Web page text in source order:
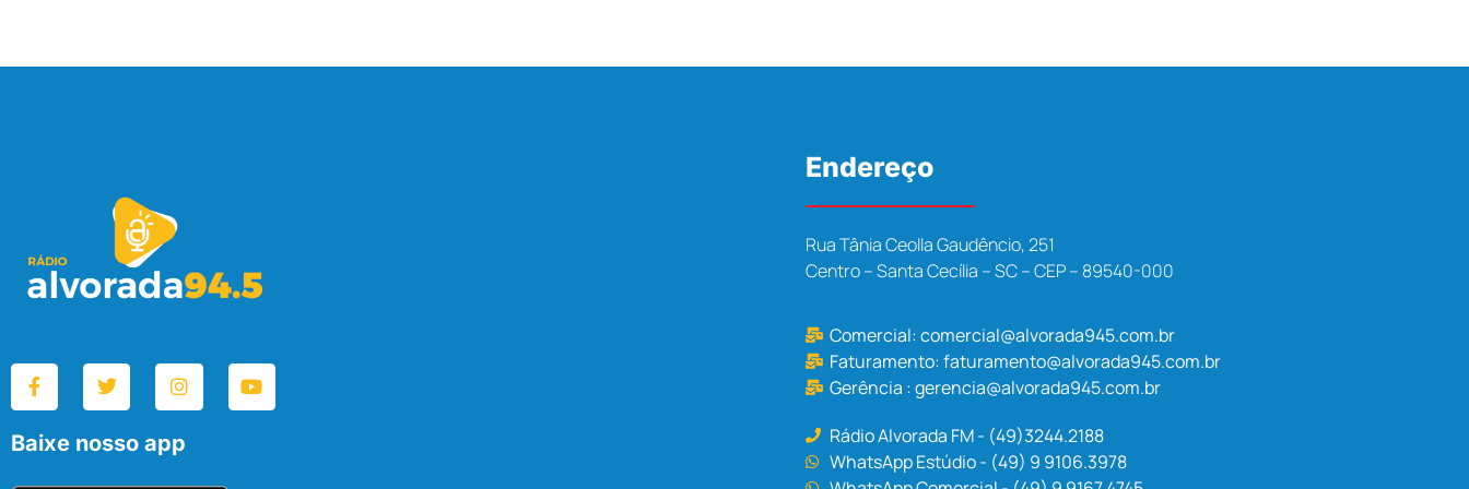
Baixe nosso app
Endereço
Rua Tânia Ceolla Gaudêncio, 251
Centro – Santa Cecília – SC – CEP – 89540-000
Comercial:comercial@alvorada945.com.br
Faturamento:faturamento@alvorada945.com.br
Gerência :gerencia@alvorada945.com.br
Rádio Alvorada FM - (49)3244.2188
WhatsApp Estúdio - (49) 9 9106.3978